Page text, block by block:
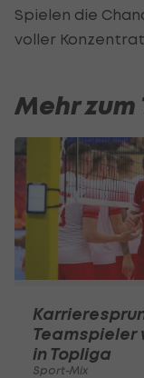
Spielen die
voller
Mehr zum
Teamspieler
in Topliga
Sport-Mix